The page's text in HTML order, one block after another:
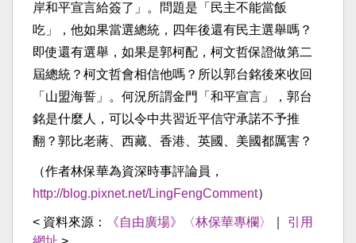
岸和平宣言給簽了」。問題是「民主不能當飯
吃」，他如果當選總統，四年後還有民主選舉嗎？
即使還有選舉，如果是郭柯配，柯文哲保證做第二
屆總統？柯文哲會相信他嗎？所以郭台銘後來收回
「山盟海誓」。何況所謂金門「和平宣言」，郭台
銘是什麼人，可以令中共習近平信守承諾不予推
翻？郭比老蔣、西藏、香港、英國、美國都厲害？
（作者林保華為資深時事評論員，
http://blog.pixnet.net/LingFengComment）
< 資料來源： 《自由廣場》〈林保華專欄〉
引用